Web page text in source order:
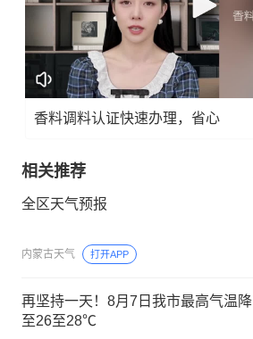
香料调料认证快速办理，省心
相关推荐
全区天气预报
内蒙古天气 打开APP
再坚持一天！8月7日我市最高气温降
至26至28℃